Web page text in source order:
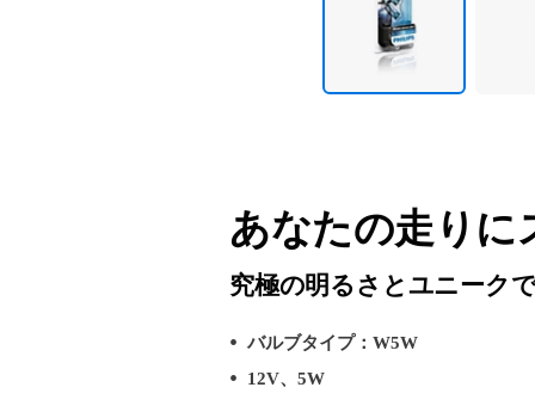
あなたの走りに
究極の明るさとユニーク
バルブタイプ：W5W
12V、5W